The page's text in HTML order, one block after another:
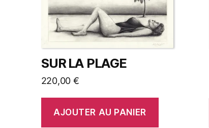
SUR LA PLAGE
220,00 €
AJOUTER AU PANIER